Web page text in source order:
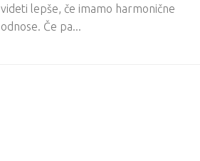
videti lepše, če imamo harmonične
odnose. Če pa...